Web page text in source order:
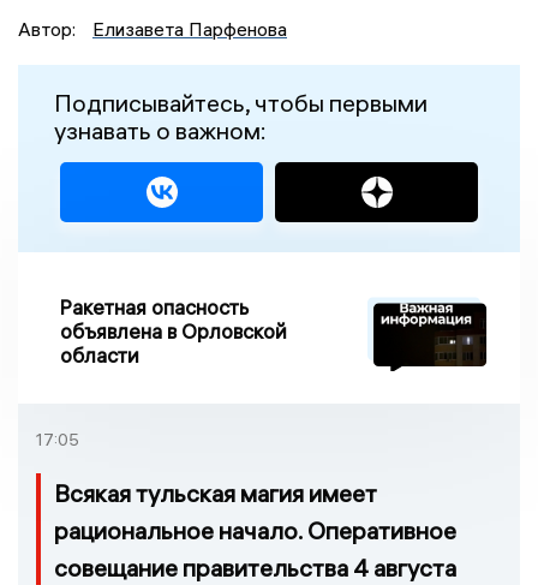
Автор:
Елизавета Парфенова
Подписывайтесь, чтобы первыми
узнавать о важном:
Ракетная опасность
объявлена в Орловской
области
17:05
Всякая тульская магия имеет
рациональное начало. Оперативное
совещание правительства 4 августа